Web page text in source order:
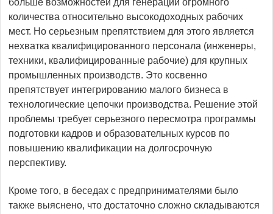
больше возможностей для генерации огромного
количества относительно высокодоходных рабочих
мест. Но серьезным препятствием для этого является
нехватка квалифицированного персонала (инженеры,
техники, квалифицированные рабочие) для крупных
промышленных производств. Это косвенно
препятствует интегрированию малого бизнеса в
технологические цепочки производства. Решение этой
проблемы требует серьезного пересмотра программы
подготовки кадров и образовательных курсов по
повышению квалификации на долгосрочную
перспективу.
Кроме того, в беседах с предпринимателями было
также выяснено, что достаточно сложно складываются